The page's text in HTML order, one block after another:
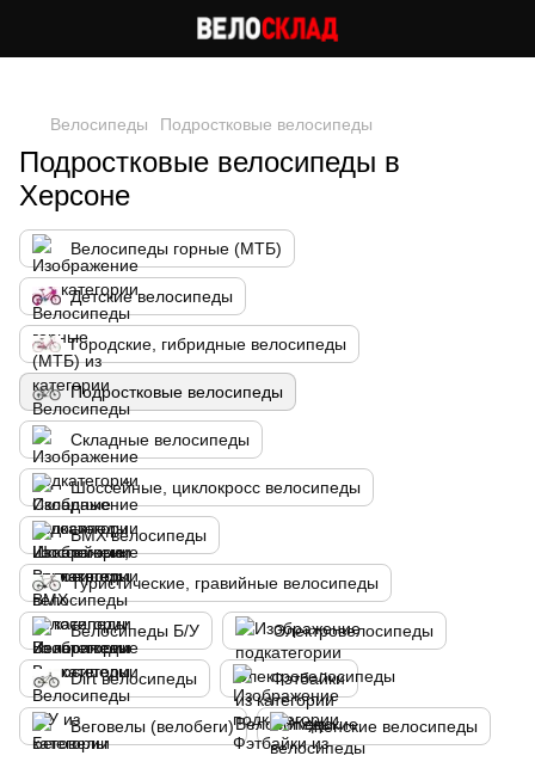
Велосипеды Подростковые велосипеды
Подростковые велосипеды в
Херсоне
Велосипеды горные (МТБ)
Детские велосипеды
Городские, гибридные велосипеды
Подростковые велосипеды
Складные велосипеды
Шоссейные, циклокросс велосипеды
BMX велосипеды
Туристические, гравийные велосипеды
Велосипеды Б/У Электровелосипеды
Dirt велосипеды Фэтбайки
Беговелы (велобеги) Женские велосипеды